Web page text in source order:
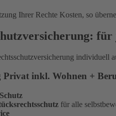
Ihrer Rechte Kosten, so
Privat inkl. Wohnen +
für alle